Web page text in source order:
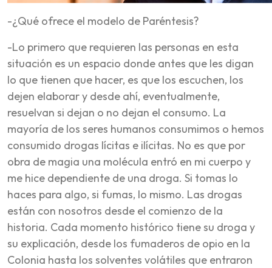
-¿Qué ofrece el modelo de Paréntesis?
-Lo primero que requieren las personas en esta
situación es un espacio donde antes que les digan
lo que tienen que hacer, es que los escuchen, los
dejen elaborar y desde ahí, eventualmente,
resuelvan si dejan o no dejan el consumo. La
mayoría de los seres humanos consumimos o hemos
consumido drogas lícitas e ilícitas. No es que por
obra de magia una molécula entró en mi cuerpo y
me hice dependiente de una droga. Si tomas lo
haces para algo, si fumas, lo mismo. Las drogas
están con nosotros desde el comienzo de la
historia. Cada momento histórico tiene su droga y
su explicación, desde los fumaderos de opio en la
Colonia hasta los solventes volátiles que entraron